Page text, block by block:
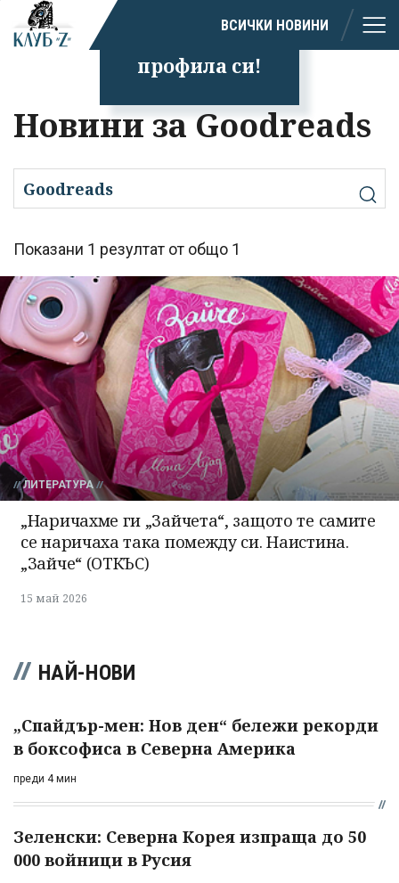
Успешно
профила си!
ВСИЧКИ НОВИНИ
Новини за Goodreads
Показани 1 резултат от общо 1
ЛИТЕРАТУРА
„Наричахме ги „Зайчета“, защото те самите
се наричаха така помежду си. Наистина.
„Зайче“ (ОТКЪС)
15 май 2026
НАЙ-НОВИ
„Спайдър-мен: Нов ден“ бележи рекорди
в боксофиса в Северна Америка
преди 4 мин
Зеленски: Северна Корея изпраща до 50
000 войници в Русия